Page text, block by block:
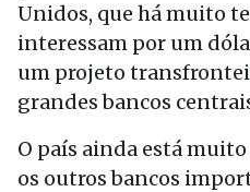
Unidos, que há muito
interessam por um
um projeto
grandes bancos
O país ainda está
os outros bancos